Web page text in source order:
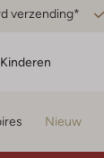
verzending*
Kinderen
Nieuw